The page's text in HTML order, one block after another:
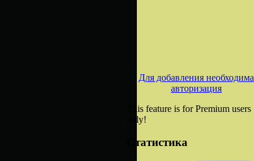
Для добавления необходима
авторизация
This feature is for Premium users
only!
Статистика